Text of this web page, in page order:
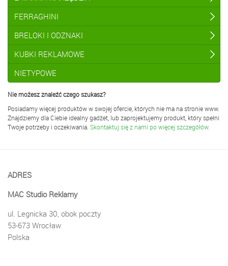
FERRAGHINI
BRELOKI I ODZNAKI
KUBKI REKLAMOWE
NIETYPOWE
Nie możesz znaleźć czego szukasz?
Posiadamy więcej produktów w swojej ofercie, których nie ma na stronie www.
Znajdziemy dla Ciebie idealny gadżet, lub zaprojektujemy produkt, który spełni
Twoje potrzeby i oczekiwania. Skontaktuj się z nami po więcej szczegółów.
ADRES
MAC Studio Reklamy
ul. Legnicka 30, obok poczty
53-673 Wrocław
Polska